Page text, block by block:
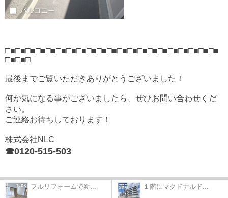
□■□■□■□■□■□■□■□■□■□■□■□■□■□■□■□■□■□■□■□■□■
□■□■□
最後までご覧いただきありがとうございました！
何か気になる事がございましたら、ぜひお問い合わせくだ
さい。
ご連絡お待ちしております！
株式会社NLC
☎0120-515-503
フルリフォームで新... １階にマクドナルド...